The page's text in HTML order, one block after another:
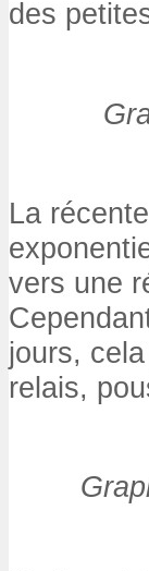
des
La
vers une
jours,
relais,